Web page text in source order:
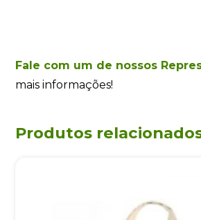
Fale com um de nossos
mais informações!
Produtos